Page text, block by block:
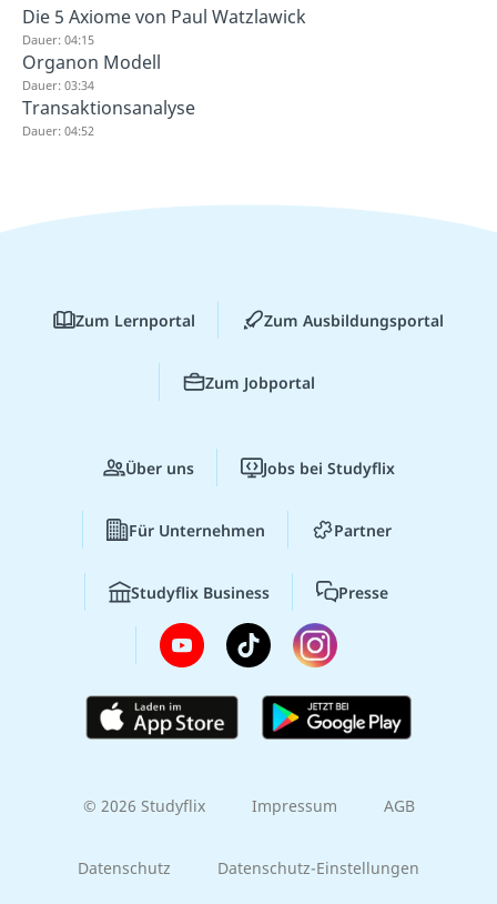
Die 5 Axiome von Paul Watzlawick
Dauer: 04:15
Organon Modell
Dauer: 03:34
Transaktionsanalyse
Dauer: 04:52
Zum Lernportal Zum Ausbildungsportal
Zum Jobportal
Über uns Jobs bei Studyflix
Für Unternehmen Partner
Studyflix Business Presse
© 2026 Studyflix Impressum AGB
Datenschutz Datenschutz-Einstellungen